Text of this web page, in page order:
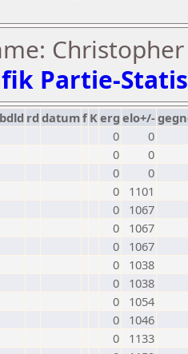
Partie-
bdld rd datumf Kerg elo+/-
0
0
0
0
0
0
0
1101
0
1067
0
1067
0
1067
0
1038
0
1038
0
1054
0
1046
0
1133